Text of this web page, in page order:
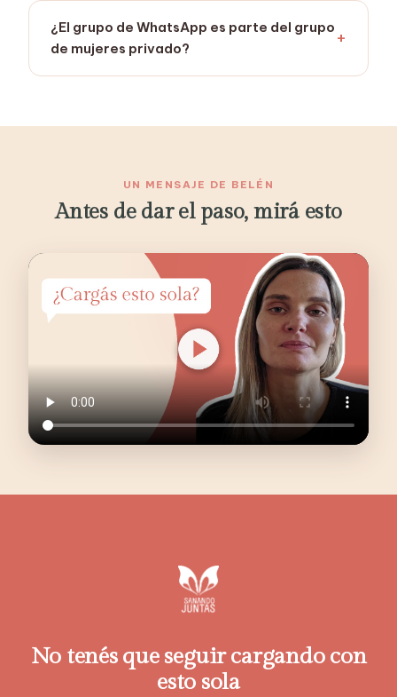
¿El grupo de WhatsApp es parte del grupo
de mujeres privado?
UN MENSAJE DE BELÉN
Antes de dar el paso, mirá esto
No tenés que seguir cargando con
esto sola